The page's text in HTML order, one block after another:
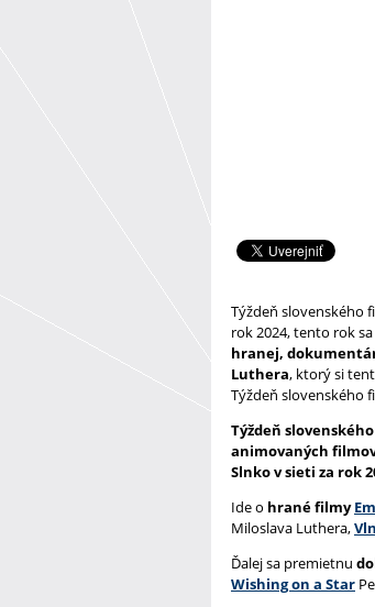
Týždeň slovenského
rok 2024, tento rok
hranej,
Luthera, ktorý si
Týždeň slovenského
Týždeň
animovaných
Slnko v sieti za rok
Ide o hrané filmy
Miloslava Luthera,
Ďalej sa premietnu
Wishing on a Star